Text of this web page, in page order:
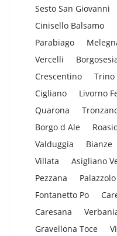
Sesto San Giovanni
Cinisello Balsamo
Parabiago
Vercelli
Crescentino
Trino
Cigliano
Livorno
Quarona
Borgo d Ale
Valduggia
Bianze
Villata
Asigliano
Pezzana
Fontanetto Po
Caresana
Gravellona Toce